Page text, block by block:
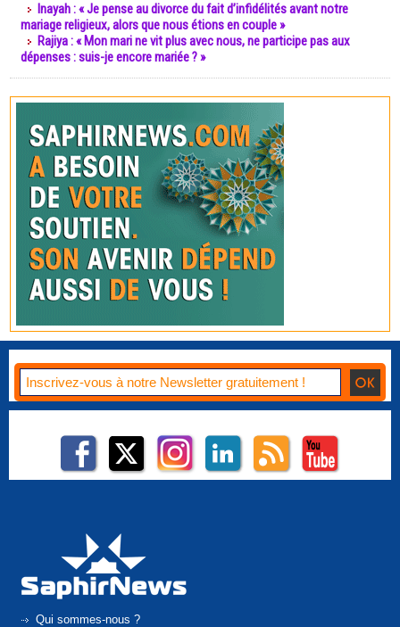
Inayah : « Je pense au divorce du fait d’infidélités avant notre
mariage religieux, alors que nous étions en couple »
Rajiya : « Mon mari ne vit plus avec nous, ne participe pas aux
dépenses : suis-je encore mariée ? »
Qui sommes-nous ?